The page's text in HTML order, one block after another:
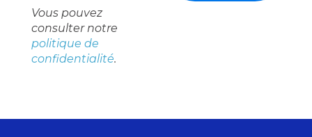
Vous pouvez
consulter notre
politique de
confidentialité.